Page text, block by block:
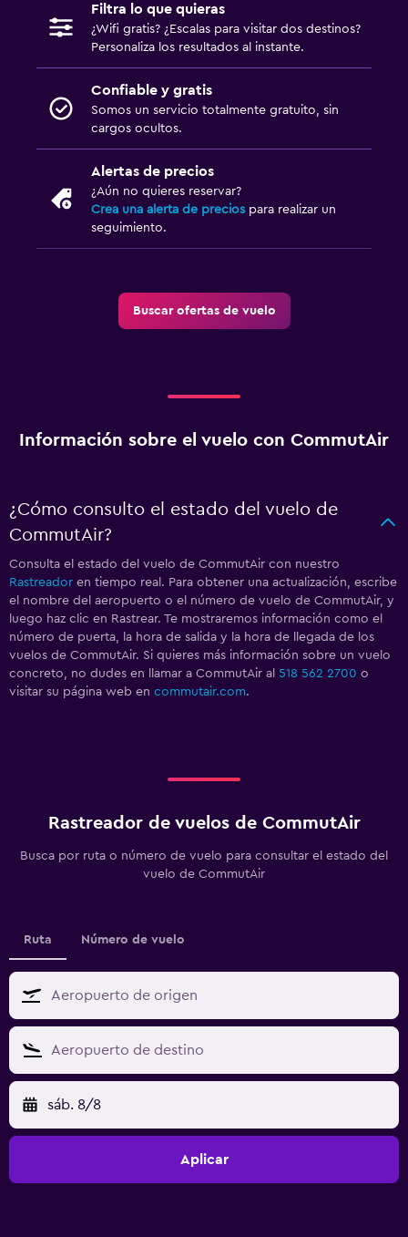
Filtra lo que quieras
¿Wifi gratis? ¿Escalas para visitar dos destinos?
Personaliza los resultados al instante.
Confiable y gratis
Somos un servicio totalmente gratuito, sin
cargos ocultos.
Alertas de precios
¿Aún no quieres reservar?
Crea una alerta de precios para realizar un
seguimiento.
Buscar ofertas de vuelo
Información sobre el vuelo con CommutAir
¿Cómo consulto el estado del vuelo de
CommutAir?
Consulta el estado del vuelo de CommutAir con nuestro
Rastreador en tiempo real. Para obtener una actualización, escribe
el nombre del aeropuerto o el número de vuelo de CommutAir, y
luego haz clic en Rastrear. Te mostraremos información como el
número de puerta, la hora de salida y la hora de llegada de los
vuelos de CommutAir. Si quieres más información sobre un vuelo
concreto, no dudes en llamar a CommutAir al 518 562 2700 o
visitar su página web en commutair.com.
Rastreador de vuelos de CommutAir
Busca por ruta o número de vuelo para consultar el estado del
vuelo de CommutAir
Ruta Número de vuelo
sáb. 8/8
Aplicar